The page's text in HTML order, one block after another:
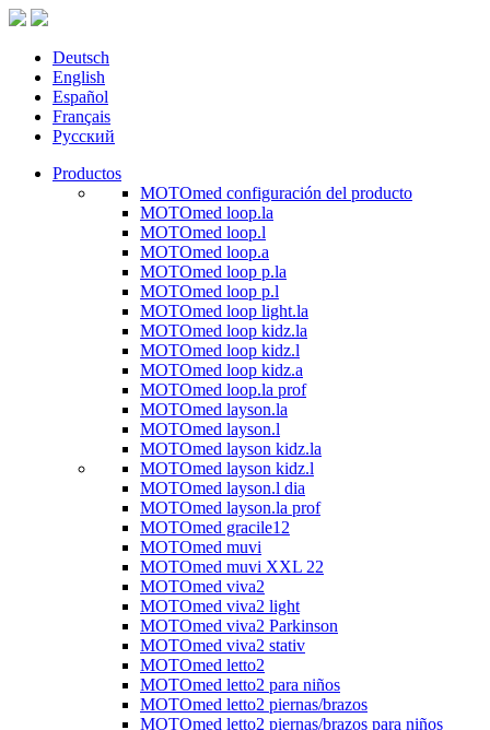
Deutsch
English
Español
Français
Русский
Productos
MOTOmed configuración del producto
MOTOmed loop.la
MOTOmed loop.l
MOTOmed loop.a
MOTOmed loop p.la
MOTOmed loop p.l
MOTOmed loop light.la
MOTOmed loop kidz.la
MOTOmed loop kidz.l
MOTOmed loop kidz.a
MOTOmed loop.la prof
MOTOmed layson.la
MOTOmed layson.l
MOTOmed layson kidz.la
MOTOmed layson kidz.l
MOTOmed layson.l dia
MOTOmed layson.la prof
MOTOmed gracile12
MOTOmed muvi
MOTOmed muvi XXL 22
MOTOmed viva2
MOTOmed viva2 light
MOTOmed viva2 Parkinson
MOTOmed viva2 stativ
MOTOmed letto2
MOTOmed letto2 para niños
MOTOmed letto2 piernas/brazos
MOTOmed letto2 piernas/brazos para niños